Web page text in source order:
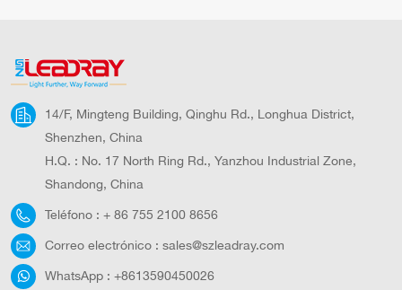
(CCT): Servicio de
soluciones de
14/F, Mingteng Building, Qinghu Rd., Longhua District,
Shenzhen, China
H.Q. : No. 17 North Ring Rd., Yanzhou Industrial Zone,
Shandong, China
Teléfono : + 86 755 2100 8656
Correo electrónico : sales@szleadray.com
WhatsApp : +8613590450026